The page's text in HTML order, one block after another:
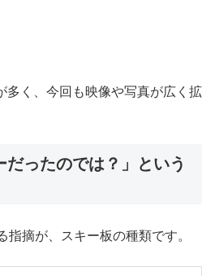
多く、今回も映像や写真が広く拡
だったのでは？」という
指摘が、スキー板の種類です。